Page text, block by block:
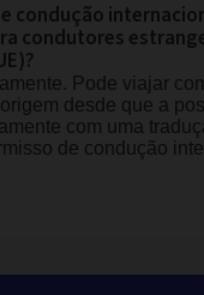
condução
condutores
Pode viajar
desde que a
com uma
de condução